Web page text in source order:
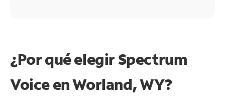
¿Por qué elegir Spectrum
Voice en Worland, WY?